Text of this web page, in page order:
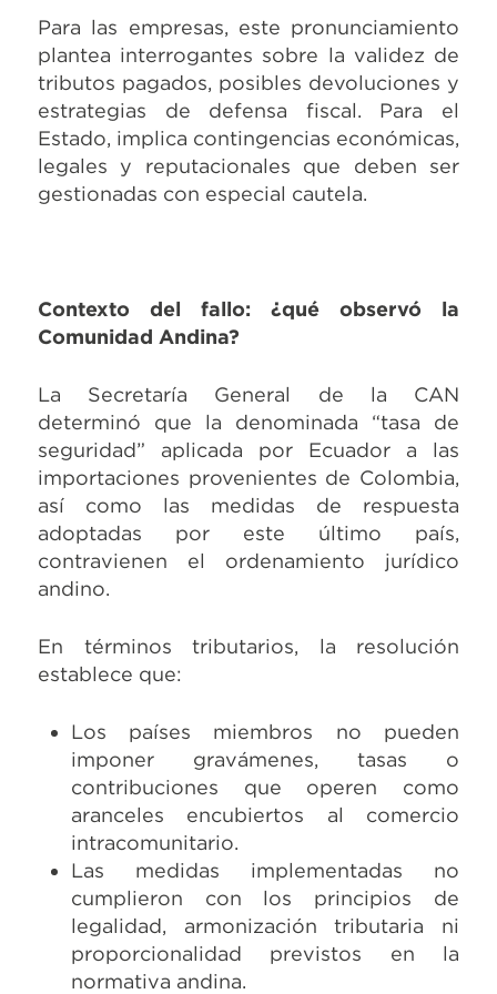
Para las empresas, este pronunciamiento
plantea interrogantes sobre la validez de
tributos pagados, posibles devoluciones y
estrategias de defensa fiscal. Para el
Estado, implica contingencias económicas,
legales y reputacionales que deben ser
gestionadas con especial cautela.
Contexto del fallo: ¿qué observó la
Comunidad Andina?
La Secretaría General de la CAN
determinó que la denominada “tasa de
seguridad” aplicada por Ecuador a las
importaciones provenientes de Colombia,
así como las medidas de respuesta
adoptadas por este último país,
contravienen el ordenamiento jurídico
andino.
En términos tributarios, la resolución
establece que:
Los países miembros no pueden
imponer gravámenes, tasas o
contribuciones que operen como
aranceles encubiertos al comercio
intracomunitario.
Las medidas implementadas no
cumplieron con los principios de
legalidad, armonización tributaria ni
proporcionalidad previstos en la
normativa andina.